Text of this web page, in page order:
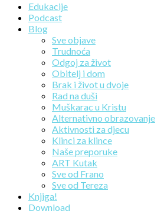
Edukacije
Podcast
Blog
Sve objave
Trudnoća
Odgoj za život
Obitelj i dom
Brak i život u dvoje
Rad na duši
Muškarac u Kristu
Alternativno obrazovanje
Aktivnosti za djecu
Klinci za klince
Naše preporuke
ART Kutak
Sve od Frano
Sve od Tereza
Knjiga!
Download